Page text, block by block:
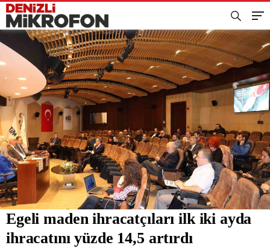
Egeli maden ihracatçıları ilk iki ayda
ihracatını yüzde 14,5 artırdı